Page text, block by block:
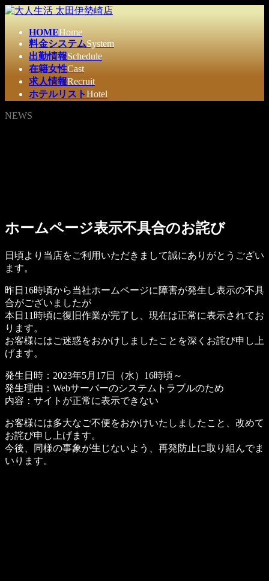
コ
ッ
ナ
移
HOMEHome
料金システムSystem
出勤情報Schedule
在籍女性Cast
求人情報Recruit
ホテルリストHotel
NEWS
ホームページ表示不具合のお詫び
日頃より当店をご利用いただきまして誠にありがとうござい
ます。
昨日16時頃から当社ホームページに障害が発生し表示の不具
合がございましたが
本日11時頃に復旧作業が完了し、現在は正常に表示されてお
ります。
お客様にはご迷惑をおかけしましたことを深くお詫び申し上
げます。
発生日時：2023年5月17日（水）16時頃～
発生理由：Webサーバーのシステムトラブルのため
内容：サイトが正常に表示できない
お客様には多大なご不便をおかけいたしましたこと、改めて
お詫び申し上げます。
今後、同様の事象が生じないよう、再発防止に取り組んでま
いります。